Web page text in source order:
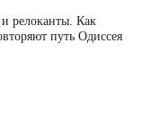
релоканты. Как
путь Одиссея